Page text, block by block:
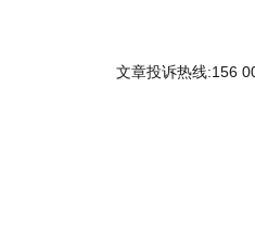
文章投诉热线:156